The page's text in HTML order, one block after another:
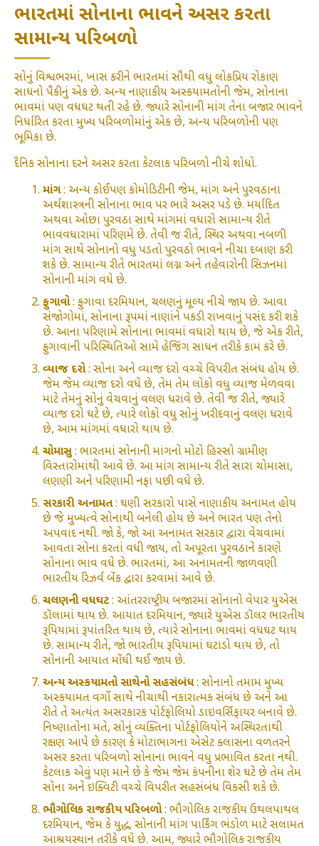
ભારતમાં સોનાના ભાવને અસર કરતા
સામાન્ય પરિબળો
સોનું વિશ્વભરમાં, ખાસ કરીને ભારતમાં સૌથી વધુ લોકપ્રિય રોકાણ
સાધનો પૈકીનું એક છે. અન્ય નાણાકીય અસ્કયામતોની જેમ, સોનાના
ભાવમાં પણ વધઘટ થતી રહે છે. જ્યારે સોનાની માંગ તેના બજાર ભાવને
નિર્ધારિત કરતા મુખ્ય પરિબળોમાંનું એક છે, અન્ય પરિબળોની પણ
ભૂમિકા છે.
દૈનિક સોનાના દરને અસર કરતા કેટલાક પરિબળો નીચે શોધો.
માંગ: અન્ય કોઈપણ કોમોડિટીની જેમ, માંગ અને પુરવઠાના
અર્થશાસ્ત્રની સોનાના ભાવ પર ભારે અસર પડે છે. મર્યાદિત
અથવા ઓછા પુરવઠા સાથે માંગમાં વધારો સામાન્ય રીતે
ભાવવધારામાં પરિણમે છે. તેવી જ રીતે, સ્થિર અથવા નબળી
માંગ સાથે સોનાનો વધુ પડતો પુરવઠો ભાવને નીચા દબાણ કરી
શકે છે. સામાન્ય રીતે ભારતમાં લગ્ન અને તહેવારોની સિઝનમાં
સોનાની માંગ વધે છે.
ફુગાવો: ફુગાવા દરમિયાન, ચલણનું મૂલ્ય નીચે જાય છે. આવા
સંજોગોમાં, સોનાના રૂપમાં નાણાંને પકડી રાખવાનું પસંદ કરી શકે
છે. આના પરિણામે સોનાના ભાવમાં વધારો થાય છે, જે એક રીતે,
ફુગાવાની પરિસ્થિતિઓ સામે હેજિંગ સાધન તરીકે કામ કરે છે.
વ્યાજ દરો: સોના અને વ્યાજ દરો વચ્ચે વિપરીત સંબંધ હોય છે.
જેમ જેમ વ્યાજ દરો વધે છે, તેમ તેમ લોકો વધુ વ્યાજ મેળવવા
માટે તેમનું સોનું વેચવાનું વલણ ધરાવે છે. તેવી જ રીતે, જ્યારે
વ્યાજ દરો ઘટે છે, ત્યારે લોકો વધુ સોનું ખરીદવાનું વલણ ધરાવે
છે, આમ માંગમાં વધારો થાય છે.
ચોમાસુ: ભારતમાં સોનાની માંગનો મોટો હિસ્સો ગ્રામીણ
વિસ્તારોમાંથી આવે છે. આ માંગ સામાન્ય રીતે સારા ચોમાસા,
લણણી અને પરિણામી નફા પછી વધે છે.
સરકારી અનામત: ઘણી સરકારો પાસે નાણાકીય અનામત હોય
છે જે મુખ્યત્વે સોનાથી બનેલી હોય છે અને ભારત પણ તેનો
અપવાદ નથી. જો કે, જો આ અનામત સરકાર દ્વારા વેચવામાં
આવતા સોના કરતાં વધી જાય, તો અપૂરતા પુરવઠાને કારણે
સોનાના ભાવ વધે છે. ભારતમાં, આ અનામતની જાળવણી
ભારતીય રિઝર્વ બેંક દ્વારા કરવામાં આવે છે.
ચલણની વધઘટ: આંતરરાષ્ટ્રીય બજારમાં સોનાનો વેપાર યુએસ
ડૉલામાં થાય છે. આયાત દરમિયાન, જ્યારે યુએસ ડૉલર ભારતીય
રૂપિયામાં રૂપાંતરિત થાય છે, ત્યારે સોનાના ભાવમાં વધઘટ થાય
છે. સામાન્ય રીતે, જો ભારતીય રૂપિયામાં ઘટાડો થાય છે, તો
સોનાની આયાત મોંઘી થઈ જાય છે.
અન્ય અસ્કયામતો સાથેનો સહસંબંધ: સોનાનો તમામ મુખ્ય
અસ્કયામત વર્ગો સાથે નીચાથી નકારાત્મક સંબંધ છે અને આ
રીતે તે અત્યંત અસરકારક પોર્ટફોલિયો ડાઇવર્સિફાયર બનાવે છે.
નિષ્ણાતોના મતે, સોનું વ્યક્તિના પોર્ટફોલિયોને અસ્થિરતાથી
રક્ષણ આપે છે કારણ કે મોટાભાગના એસેટ ક્લાસના વળતરને
અસર કરતા પરિબળો સોનાના ભાવને વધુ પ્રભાવિત કરતા નથી.
કેટલાક એવું પણ માને છે કે જેમ જેમ કંપનીના શેર ઘટે છે તેમ તેમ
સોના અને ઇક્વિટી વચ્ચે વિપરીત સહસંબંધ વિકસી શકે છે.
ભૌગોલિક રાજકીય પરિબળો: ભૌગોલિક રાજકીય ઉથલપાથલ
દરમિયાન, જેમ કે યુદ્ધ, સોનાની માંગ પાર્કિંગ ભંડોળ માટે સલામત
આશ્રયસ્થાન તરીકે વધે છે. આમ, જ્યારે ભૌગોલિક રાજકીય